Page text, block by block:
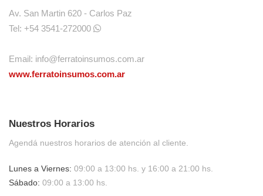
Av. San Martin 620 - Carlos Paz
Tel: +54 3541-272000
Email: info@ferratoinsumos.com.ar
www.ferratoinsumos.com.ar
Nuestros Horarios
Agendá nuestros horarios de atención al cliente.
Lunes a Viernes: 09:00 a 13:00 hs. y 16:00 a 21:00 hs.
Sábado: 09:00 a 13:00 hs.